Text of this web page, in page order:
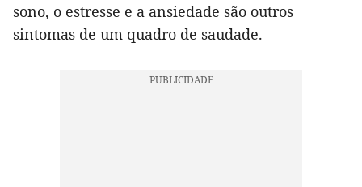
sono, o estresse e a ansiedade são outros
sintomas de um quadro de saudade.